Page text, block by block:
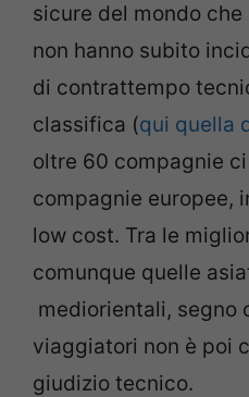
sicure del mondo che
non hanno subito
di contrattempo
classifica (qui quella
oltre 60 compagnie
compagnie europee,
low cost. Tra le
comunque quelle
mediorientali, segno
viaggiatori non è poi
giudizio tecnico.